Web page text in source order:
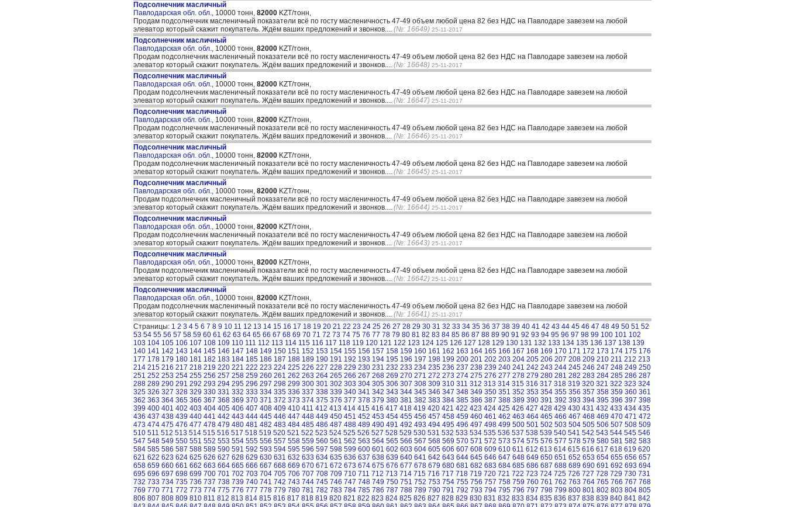
Подсолнечник масличный
Павлодарская обл. обл., 10000 тонн, 82000 KZT/тонн,
Продам подсолнечник масленичный показатели всё по госту масленичность 47-49 объем любой цена 82 без НДС на Павлодаре завезем на любой
элеватор который скажит покупатель. Ждём ваших предложений и звонков.... (№: 16649) 25-11-2017
Подсолнечник масличный
Павлодарская обл. обл., 10000 тонн, 82000 KZT/тонн,
Продам подсолнечник масленичный показатели всё по госту масленичность 47-49 объем любой цена 82 без НДС на Павлодаре завезем на любой
элеватор который скажит покупатель. Ждём ваших предложений и звонков.... (№: 16648) 25-11-2017
Подсолнечник масличный
Павлодарская обл. обл., 10000 тонн, 82000 KZT/тонн,
Продам подсолнечник масленичный показатели всё по госту масленичность 47-49 объем любой цена 82 без НДС на Павлодаре завезем на любой
элеватор который скажит покупатель. Ждём ваших предложений и звонков.... (№: 16647) 25-11-2017
Подсолнечник масличный
Павлодарская обл. обл., 10000 тонн, 82000 KZT/тонн,
Продам подсолнечник масленичный показатели всё по госту масленичность 47-49 объем любой цена 82 без НДС на Павлодаре завезем на любой
элеватор который скажит покупатель. Ждём ваших предложений и звонков.... (№: 16646) 25-11-2017
Подсолнечник масличный
Павлодарская обл. обл., 10000 тонн, 82000 KZT/тонн,
Продам подсолнечник масленичный показатели всё по госту масленичность 47-49 объем любой цена 82 без НДС на Павлодаре завезем на любой
элеватор который скажит покупатель. Ждём ваших предложений и звонков.... (№: 16645) 25-11-2017
Подсолнечник масличный
Павлодарская обл. обл., 10000 тонн, 82000 KZT/тонн,
Продам подсолнечник масленичный показатели всё по госту масленичность 47-49 объем любой цена 82 без НДС на Павлодаре завезем на любой
элеватор который скажит покупатель. Ждём ваших предложений и звонков.... (№: 16644) 25-11-2017
Подсолнечник масличный
Павлодарская обл. обл., 10000 тонн, 82000 KZT/тонн,
Продам подсолнечник масленичный показатели всё по госту масленичность 47-49 объем любой цена 82 без НДС на Павлодаре завезем на любой
элеватор который скажит покупатель. Ждём ваших предложений и звонков.... (№: 16643) 25-11-2017
Подсолнечник масличный
Павлодарская обл. обл., 10000 тонн, 82000 KZT/тонн,
Продам подсолнечник масленичный показатели всё по госту масленичность 47-49 объем любой цена 82 без НДС на Павлодаре завезем на любой
элеватор который скажит покупатель. Ждём ваших предложений и звонков.... (№: 16642) 25-11-2017
Подсолнечник масличный
Павлодарская обл. обл., 10000 тонн, 82000 KZT/тонн,
Продам подсолнечник масленичный показатели всё по госту масленичность 47-49 объем любой цена 82 без НДС на Павлодаре завезем на любой
элеватор который скажит покупатель. Ждём ваших предложений и звонков.... (№: 16641) 25-11-2017
Страницы: 1 2 3 4 5 6 7 8 9 10 11 12 13 14 15 16 17 18 19 20 21 22 23 24 25 26 27 28 29 30 31 32 33 34 35 36 37 38 39 40 41 42 43 44 45 46 47 48 49 50 51 52
53 54 55 56 57 58 59 60 61 62 63 64 65 66 67 68 69 70 71 72 73 74 75 76 77 78 79 80 81 82 83 84 85 86 87 88 89 90 91 92 93 94 95 96 97 98 99 100 101 102
103 104 105 106 107 108 109 110 111 112 113 114 115 116 117 118 119 120 121 122 123 124 125 126 127 128 129 130 131 132 133 134 135 136 137 138 139
140 141 142 143 144 145 146 147 148 149 150 151 152 153 154 155 156 157 158 159 160 161 162 163 164 165 166 167 168 169 170 171 172 173 174 175 176
177 178 179 180 181 182 183 184 185 186 187 188 189 190 191 192 193 194 195 196 197 198 199 200 201 202 203 204 205 206 207 208 209 210 211 212 213
214 215 216 217 218 219 220 221 222 223 224 225 226 227 228 229 230 231 232 233 234 235 236 237 238 239 240 241 242 243 244 245 246 247 248 249 250
251 252 253 254 255 256 257 258 259 260 261 262 263 264 265 266 267 268 269 270 271 272 273 274 275 276 277 278 279 280 281 282 283 284 285 286 287
288 289 290 291 292 293 294 295 296 297 298 299 300 301 302 303 304 305 306 307 308 309 310 311 312 313 314 315 316 317 318 319 320 321 322 323 324
325 326 327 328 329 330 331 332 333 334 335 336 337 338 339 340 341 342 343 344 345 346 347 348 349 350 351 352 353 354 355 356 357 358 359 360 361
362 363 364 365 366 367 368 369 370 371 372 373 374 375 376 377 378 379 380 381 382 383 384 385 386 387 388 389 390 391 392 393 394 395 396 397 398
399 400 401 402 403 404 405 406 407 408 409 410 411 412 413 414 415 416 417 418 419 420 421 422 423 424 425 426 427 428 429 430 431 432 433 434 435
436 437 438 439 440 441 442 443 444 445 446 447 448 449 450 451 452 453 454 455 456 457 458 459 460 461 462 463 464 465 466 467 468 469 470 471 472
473 474 475 476 477 478 479 480 481 482 483 484 485 486 487 488 489 490 491 492 493 494 495 496 497 498 499 500 501 502 503 504 505 506 507 508 509
510 511 512 513 514 515 516 517 518 519 520 521 522 523 524 525 526 527 528 529 530 531 532 533 534 535 536 537 538 539 540 541 542 543 544 545 546
547 548 549 550 551 552 553 554 555 556 557 558 559 560 561 562 563 564 565 566 567 568 569 570 571 572 573 574 575 576 577 578 579 580 581 582 583
584 585 586 587 588 589 590 591 592 593 594 595 596 597 598 599 600 601 602 603 604 605 606 607 608 609 610 611 612 613 614 615 616 617 618 619 620
621 622 623 624 625 626 627 628 629 630 631 632 633 634 635 636 637 638 639 640 641 642 643 644 645 646 647 648 649 650 651 652 653 654 655 656 657
658 659 660 661 662 663 664 665 666 667 668 669 670 671 672 673 674 675 676 677 678 679 680 681 682 683 684 685 686 687 688 689 690 691 692 693 694
695 696 697 698 699 700 701 702 703 704 705 706 707 708 709 710 711 712 713 714 715 716 717 718 719 720 721 722 723 724 725 726 727 728 729 730 731
732 733 734 735 736 737 738 739 740 741 742 743 744 745 746 747 748 749 750 751 752 753 754 755 756 757 758 759 760 761 762 763 764 765 766 767 768
769 770 771 772 773 774 775 776 777 778 779 780 781 782 783 784 785 786 787 788 789 790 791 792 793 794 795 796 797 798 799 800 801 802 803 804 805
806 807 808 809 810 811 812 813 814 815 816 817 818 819 820 821 822 823 824 825 826 827 828 829 830 831 832 833 834 835 836 837 838 839 840 841 842